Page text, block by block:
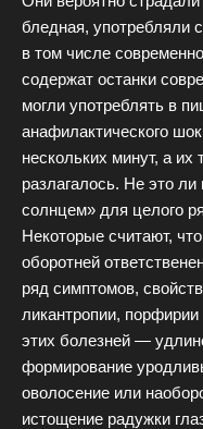
бледная, употребляли
в том числе
содержат останки
могли употреблять в
анафилактического
нескольких минут, а
разлагалось. Не это
солнцем» для целого
Некоторые считают,
оборотней
ряд симптомов,
ликантропии, порфирии
этих болезней —
формирование
оволосение или
истощение радужки